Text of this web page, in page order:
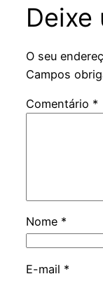
Deixe
O seu
Campos
Comentário *
Nome *
E-mail *